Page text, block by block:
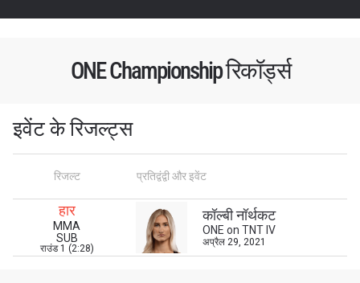
ONE Championship रिकॉर्ड्स
इवेंट के रिजल्ट्स
रिजल्ट प्रतिद्वंद्वी और इवेंट
हार
MMA
SUB
राउंड 1 (2:28)
कॉल्बी नॉर्थकट
ONE on TNT IV
अप्रैल 29, 2021
प्रतिद्वंद्वी
STAY IN THE KNOW
to gain access to latest news, unlock special offers
events.
ईमेल